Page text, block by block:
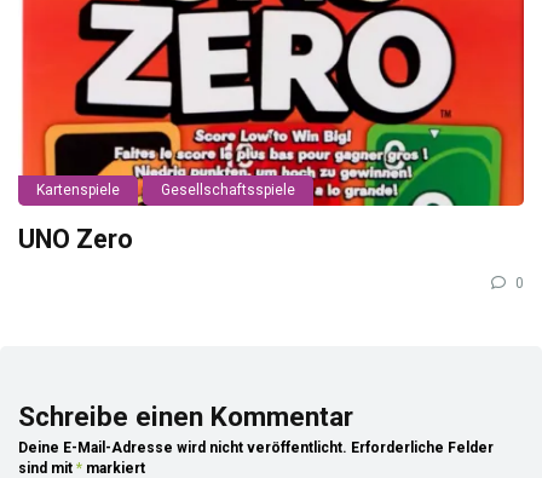
Kartenspiele Gesellschaftsspiele
UNO Zero
0
Schreibe einen Kommentar
Deine E-Mail-Adresse wird nicht veröffentlicht. Erforderliche Felder
sind mit * markiert